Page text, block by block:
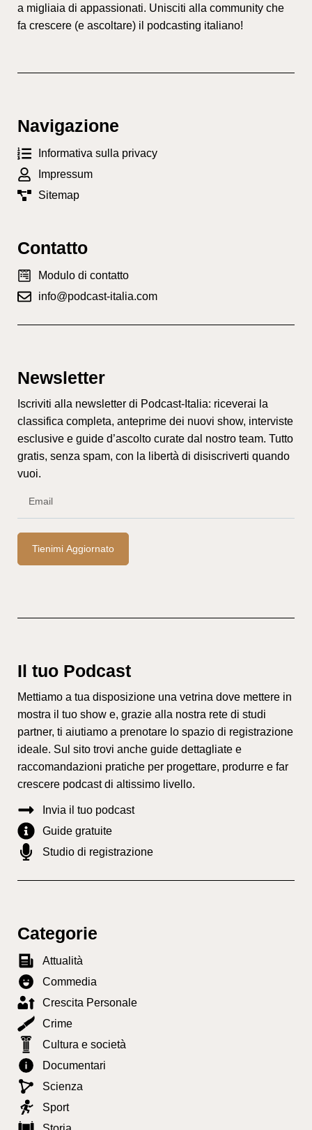
a migliaia di appassionati. Unisciti alla community che
fa crescere (e ascoltare) il podcasting italiano!
Navigazione
Informativa sulla privacy
Impressum
Sitemap
Contatto
Modulo di contatto
info@podcast-italia.com
Newsletter
Iscriviti alla newsletter di Podcast-Italia: riceverai la
classifica completa, anteprime dei nuovi show, interviste
esclusive e guide d’ascolto curate dal nostro team. Tutto
gratis, senza spam, con la libertà di disiscriverti quando
vuoi.
Tienimi Aggiornato
Il tuo Podcast
Mettiamo a tua disposizione una vetrina dove mettere in
mostra il tuo show e, grazie alla nostra rete di studi
partner, ti aiutiamo a prenotare lo spazio di registrazione
ideale. Sul sito trovi anche guide dettagliate e
raccomandazioni pratiche per progettare, produrre e far
crescere podcast di altissimo livello.
Invia il tuo podcast
Guide gratuite
Studio di registrazione
Categorie
Attualità
Commedia
Crescita Personale
Crime
Cultura e società
Documentari
Scienza
Sport